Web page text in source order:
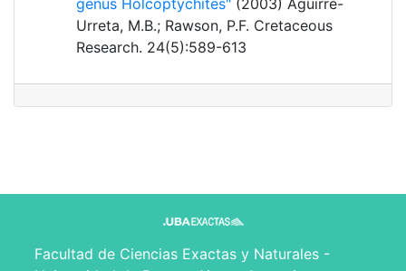
genus Holcoptychites" (2003) Aguirre-
Urreta, M.B.; Rawson, P.F. Cretaceous
Research. 24(5):589-613
Facultad de Ciencias Exactas y Naturales -